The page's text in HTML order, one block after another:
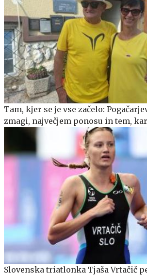
Tam, kjer se je vse začelo:
zmagi, največjem ponosu in tem,
Slovenska triatlonka Tjaša Vrtačič